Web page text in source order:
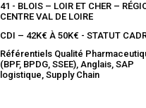
41 - BLOIS – LOIR ET CHER –
CENTRE VAL DE LOIRE
CDI – 42K€ À 50K€ - STATUT
Référentiels Qualité
(BPF, BPDG, SSEE), Anglais, SAP
logistique, Supply Chain